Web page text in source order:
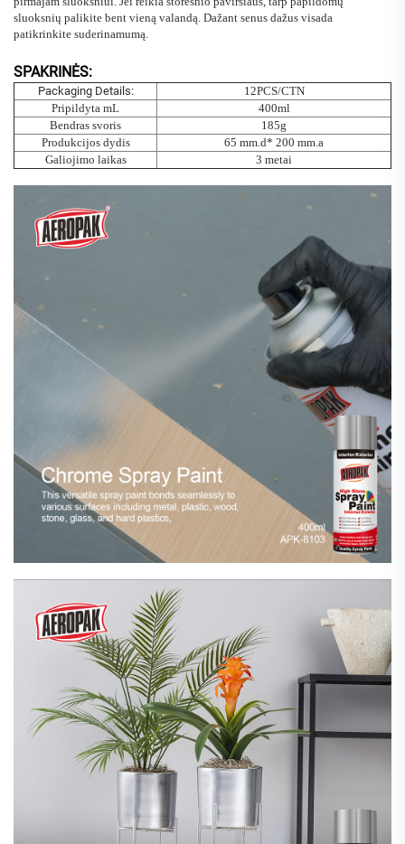
sluoksnių palikite bent vieną valandą. Dažant senus dažus visada
patikrinkite suderinamumą.
SPAKRINĖS:
Packaging Details:
12PCS/CTN
Pripildyta mL
400ml
Bendras svoris
185g
Produkcijos dydis
65 mm.d* 200 mm.a
Galiojimo laikas
3 metai